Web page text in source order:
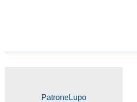
PatroneLupo